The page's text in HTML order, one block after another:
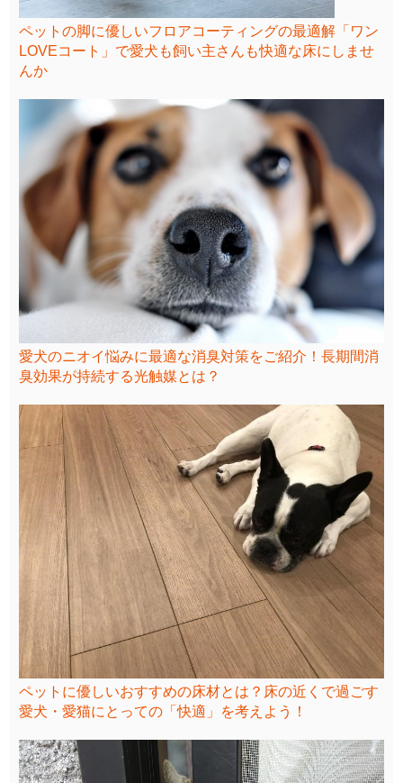
ペットの脚に優しいフロアコーティングの最適解「ワン
LOVEコート」で愛犬も飼い主さんも快適な床にしませ
んか
愛犬のニオイ悩みに最適な消臭対策をご紹介！長期間消
臭効果が持続する光触媒とは？
ペットに優しいおすすめの床材とは？床の近くで過ごす
愛犬・愛猫にとっての「快適」を考えよう！